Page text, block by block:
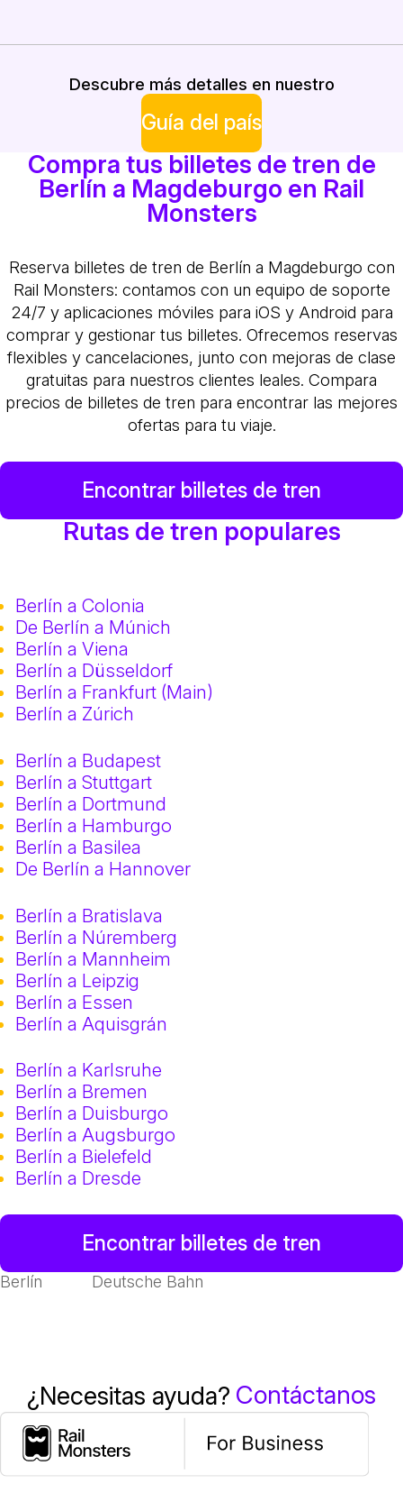
Descubre más detalles en nuestro
Guía del país
Compra tus billetes de tren de
Berlín a Magdeburgo en Rail
Monsters
Reserva billetes de tren de Berlín a Magdeburgo con
Rail Monsters: contamos con un equipo de soporte
24/7 y aplicaciones móviles para iOS y Android para
comprar y gestionar tus billetes. Ofrecemos reservas
flexibles y cancelaciones, junto con mejoras de clase
gratuitas para nuestros clientes leales. Compara
precios de billetes de tren para encontrar las mejores
ofertas para tu viaje.
Encontrar billetes de tren
Rutas de tren populares
Berlín a Colonia
De Berlín a Múnich
Berlín a Viena
Berlín a Düsseldorf
Berlín a Frankfurt (Main)
Berlín a Zúrich
Berlín a Budapest
Berlín a Stuttgart
Berlín a Dortmund
Berlín a Hamburgo
Berlín a Basilea
De Berlín a Hannover
Berlín a Bratislava
Berlín a Núremberg
Berlín a Mannheim
Berlín a Leipzig
Berlín a Essen
Berlín a Aquisgrán
Berlín a Karlsruhe
Berlín a Bremen
Berlín a Duisburgo
Berlín a Augsburgo
Berlín a Bielefeld
Berlín a Dresde
Encontrar billetes de tren
Berlín Deutsche Bahn
¿Necesitas ayuda? Contáctanos